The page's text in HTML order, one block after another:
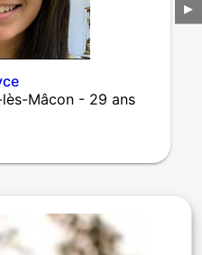
Mâcon - 29 ans
▶